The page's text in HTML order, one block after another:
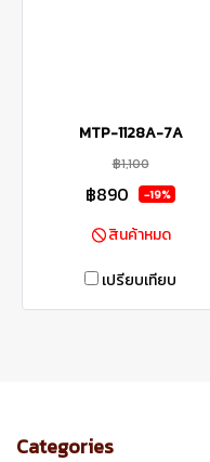
MTP-1128A-7A
฿1,100
฿890 -19%
สินค้าหมด
เปรียบเทียบ
Categories